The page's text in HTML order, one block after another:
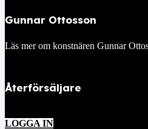
Gunnar Ottosson
Läs mer om konstnären Gunnar
Återförsäljare
LOGGA IN